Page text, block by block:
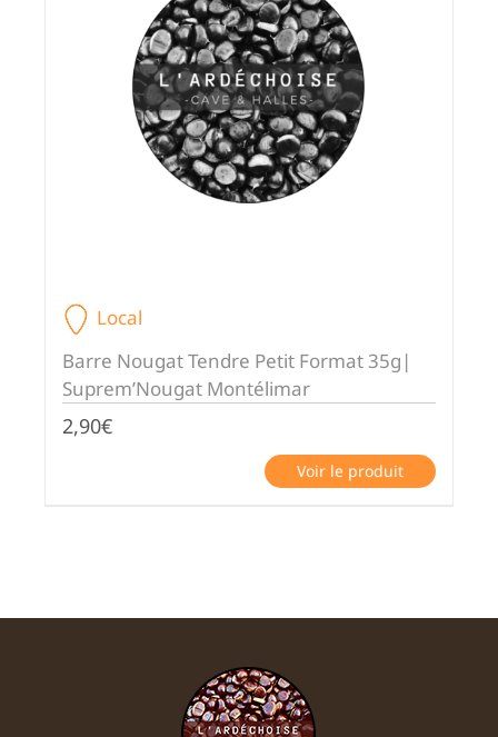
Local
Barre Nougat Tendre Petit Format 35g|
Suprem’Nougat Montélimar
2,90€
Voir le produit